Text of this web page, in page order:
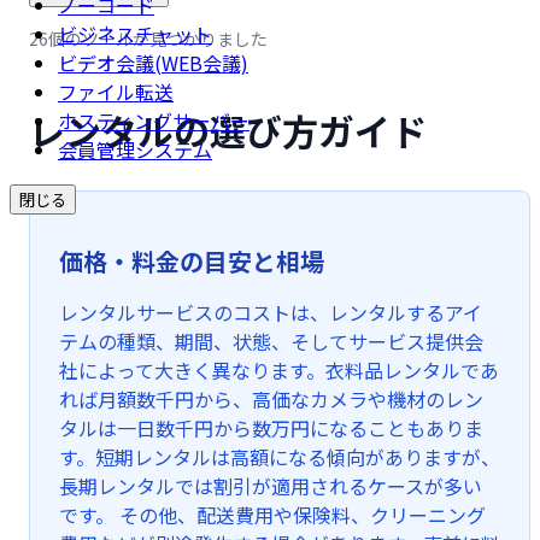
ビジネスチャット
ビデオ会議(WEB会議)
ファイル転送
ホスティングサーバー
会員管理システム
閉じる
26個のツールが見つかりました
レンタルの選び方ガイド
価格・料金の目安と相場
レンタルサービスのコストは、レンタルするアイ
テムの種類、期間、状態、そしてサービス提供会
社によって大きく異なります。衣料品レンタルであ
れば月額数千円から、高価なカメラや機材のレン
タルは一日数千円から数万円になることもありま
す。短期レンタルは高額になる傾向がありますが、
長期レンタルでは割引が適用されるケースが多い
です。 その他、配送費用や保険料、クリーニング